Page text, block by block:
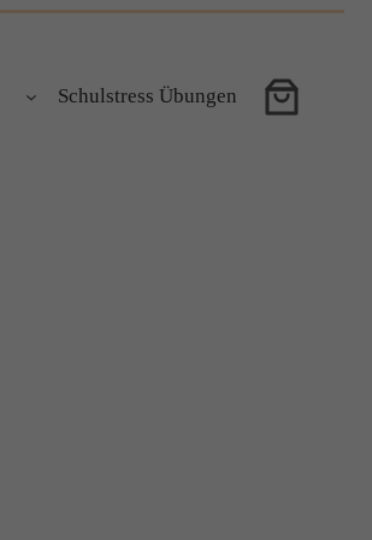
Schulstress Übungen